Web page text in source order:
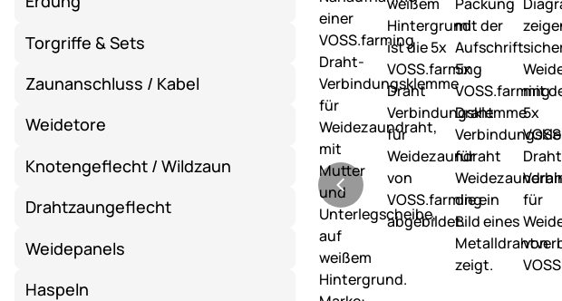
Torgriffe & Sets
Zaunanschluss / Kabel
Weidetore
Knotengeflecht / Wildzaun
Drahtzaungeflecht
Weidepanels
Haspeln